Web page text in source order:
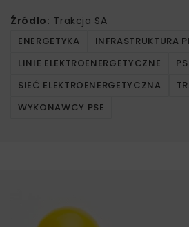
Źródło: Trakcja SA
ENERGETYKA
INFRASTRUKTURA
LINIE ELEKTROENERGETYCZNE
SIEĆ ELEKTROENERGETYCZNA
WYKONAWCY PSE